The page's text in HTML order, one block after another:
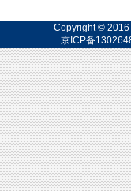
Copyright © 2016
京ICP备